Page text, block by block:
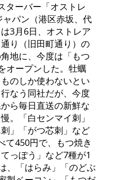
ターバー「オストレ
パン（港区赤坂、代
3月6日、オストレア
り（旧田町通り）の
地に、今度は「もつ
オープンした。牡蠣
のしか使わないとい
なう同社だが、今度
ら毎日直送の新鮮な
。「白センマイ刺」
」「がつ芯刺」など
て450円で、もつ焼き
っぽう」など7種が1
、「はらみ」「のどぶ